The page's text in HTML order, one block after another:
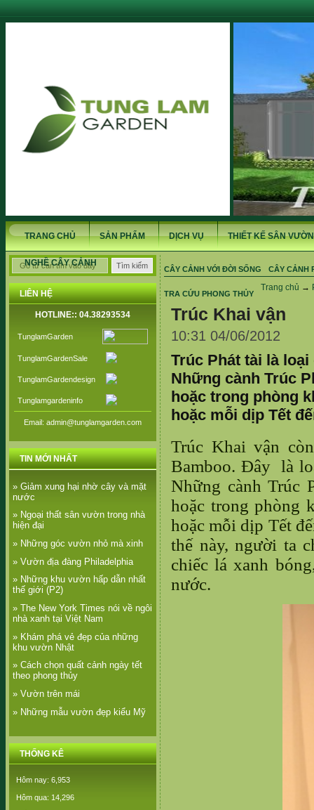
TRANG CHỦ SẢN PHẨM DỊCH VỤ THIẾT KẾ SÂN VƯỜN
NGHỀ CÂY CẢNH
LIÊN HỆ
HOTLINE:: 04.38293534
TunglamGarden
TunglamGardenSale
TunglamGardendesign
Tunglamgardeninfo
Email: admin@tunglamgarden.com
TIN MỚI NHẤT
» Giảm xung hại nhờ cây và mặt
nước
» Ngoại thất sân vườn trong nhà
hiện đại
» Những góc vườn nhỏ mà xinh
» Vườn địa đàng Philadelphia
» Những khu vườn hấp dẫn nhất
thế giới (P2)
» The New York Times nói về ngôi
nhà xanh tại Việt Nam
» Khám phá vẻ đẹp của những
khu vườn Nhật
» Cách chọn quất cảnh ngày tết
theo phong thủy
» Vườn trên mái
» Những mẫu vườn đẹp kiểu Mỹ
THỐNG KÊ
Hôm nay: 6,953
Hôm qua: 14,296
CÂY CẢNH VỚI ĐỜI SỐNG CÂY CẢNH
TRA CỨU PHONG THỦY
Trang chủ →
Trúc Khai vận
10:31 04/06/2012
Trúc Phát tài là
Những cành Trúc
hoặc trong phòng
hoặc mỗi dịp Tết
Trúc Khai vận
Bamboo. Đây là
Những cành Trúc
hoặc trong phòng
hoặc mỗi dịp Tết
thế này, người ta
chiếc lá xanh
nước.